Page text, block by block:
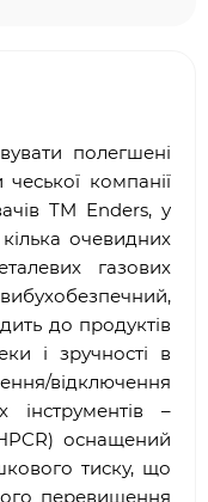
полегшені
компанії
TM Enders, у
очевидних
газових
до продуктів
і зручності в
відключення
інструментів –
оснащений
тиску, що
перевищення